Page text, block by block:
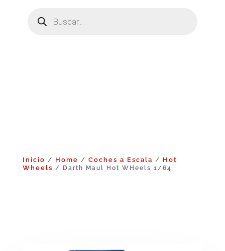
productos
Inicio / Home / Coches a Escala / Hot
Wheels / Darth Maul Hot WHeels 1/64